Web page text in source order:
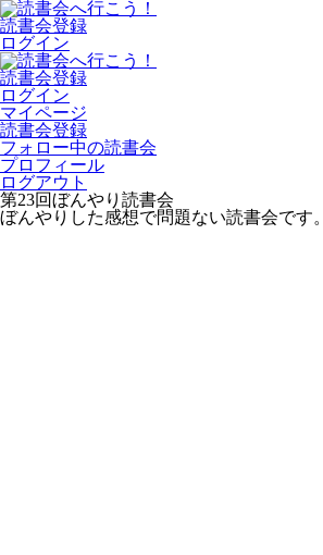
読書会登録
ログイン
読書会登録
ログイン
マイページ
読書会登録
フォロー中の読書会
プロフィール
ログアウト
第23回ぼんやり読書会
ぼんやりした感想で問題ない読書会です。